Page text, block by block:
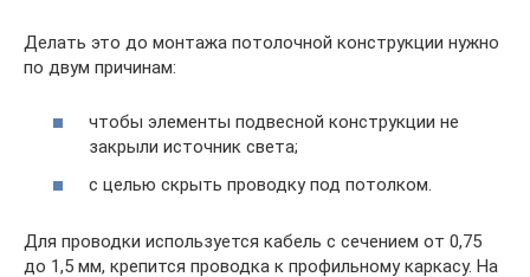
Делать это до монтажа потолочной конструкции нужно
по двум причинам:
чтобы элементы подвесной конструкции не
закрыли источник света;
с целью скрыть проводку под потолком.
Для проводки используется кабель с сечением от 0,75
до 1,5 мм, крепится проводка к профильному каркасу. На